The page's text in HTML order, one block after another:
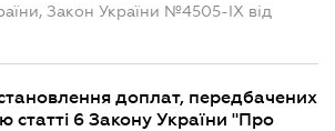
Закон України №4505-IX від
доплат, передбачених
статті 6 Закону України "Про